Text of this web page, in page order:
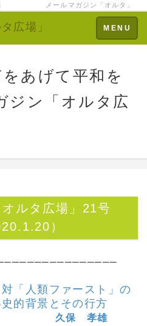
創る メールマガジン「オルタ」
Toggle
navigation
MENU
広場」
あげて平和を
ジン「オルタ広
ルタ広場」21号
）
「人類ファースト」の
的背景とその行方
久保 孝雄